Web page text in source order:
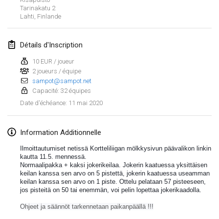
Afficher la liste
Tarinakatu 2
Lahti Finlande
Détails d'Inscription
10 EUR / joueur
2 joueurs / équipe
sampot@sampot.net
Capacité: 32 équipes
Date d'échéance: 11 mai 2020
Information Additionnelle
Ilmoittautumiset netissä Kortteliliigan mölkkysivun päävalikon linkin
kautta 11.5. mennessä.
Normaalipakka + kaksi jokerikeilaa. Jokerin kaatuessa yksittäisen
keilan kanssa sen arvo on 5 pistettä, jokerin kaatuessa useamman
keilan kanssa sen arvo on 1 piste. Ottelu pelataan 57 pisteeseen,
jos pisteitä on 50 tai enemmän, voi pelin lopettaa jokerikaadolla.
Ohjeet ja säännöt tarkennetaan paikanpäällä !!!
Tournoi de Mölkky - Lesfous Dubâtonvaigeois
25 janv. 2020|France
1 févr. 2020|Belgique
Möl'Krêpes
1 févr. 2020|France
Liekki Cup